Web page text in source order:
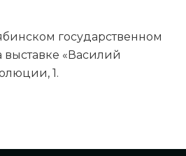
государственном
выставке «Василий
1.